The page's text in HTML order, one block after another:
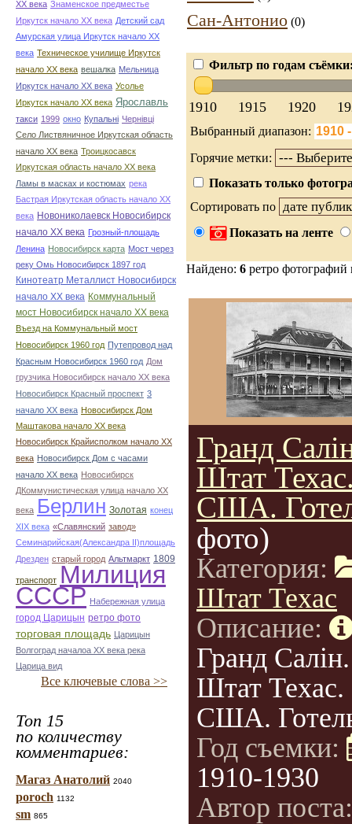
ХХ века Знаменское предместье
Иркутск начало ХХ века Детский сад
Амурская улица Иркутск начало ХХ
века Техническое училище Иркутск
начало ХХ века вешалка Мельница
Иркутск начало ХХ века Усолье
Иркутск начало ХХ века Ярославль
такси 1999 окно Купальні Чернівці
Село Листвяничное Иркутская область
начало ХХ века Троицкосавск
Иркутская область начало ХХ века
Ламы в масках и костюмах река
Бастрая Иркутская область начало ХХ
века Новониколаевск Новосибирск
начало ХХ века Грозный-площадь
Ленина Новосибирск карта Мост через
реку Омь Новосибирск 1897 год
Кинотеатр Металлист Новосибирск
начало ХХ века Коммунальный
мост Новосибирск начало ХХ века
Въезд на Коммунальный мост
Новосибирск 1960 год Путепровод над
Красным Новосибирск 1960 год Дом
грузчика Новосибирск начало ХХ века
Новосибирск Красный проспект 3
начало ХХ века Новосибирск Дом
Маштакова начало ХХ века
Новосибирск Крайисполком начало ХХ
века Новосибирск Дом с часами
начало ХХ века Новосибирск
ДКоммунистическая улица начало ХХ
века Берлин Золотая конец
ХІХ века «Славянский завод»
Семинарийская(Александра II)площадь
Дрезден старый город Альтмаркт 1809
транспорт Милиция
СССР Набережная улица
город Царицын ретро фото
торговая площадь Царицын
Волгоград началоа ХХ века река
Царица вид
Все ключевые слова >>
Топ 15
по количеству
комментариев:
Магаз Анатолий 2040
poroch 1132
sm 865
Сан-Антонио (0)
Фильтр по годам
1910 1915 1920
Выбранный диапазон:
Горячие метки:
Показать только
Сортировать по
Показать на ленте
Найдено: 6 ретро
Гранд
Штат
США.
фото)
Категория:
Штат Техас
Описание:
Гранд Салін.
Штат Техас.
США.
Год съемки:
1910-1930
Автор